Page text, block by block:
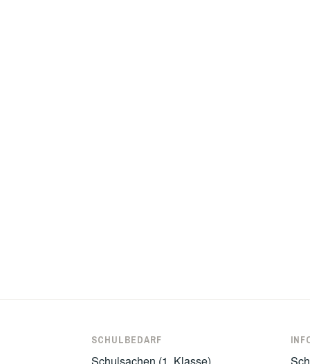
SCHULBEDARF
Schulsachen (1. Klasse)